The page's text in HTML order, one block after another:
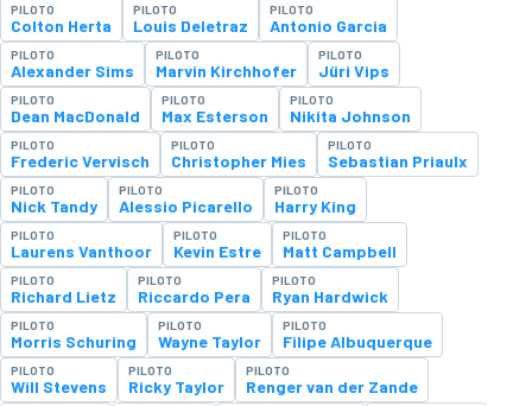
PILOTO
Colton Herta
PILOTO
Louis Deletraz
PILOTO
Antonio Garcia
PILOTO
Alexander Sims
PILOTO
Marvin Kirchhofer
PILOTO
Jüri Vips
PILOTO
Dean MacDonald
PILOTO
Max Esterson
PILOTO
Nikita Johnson
PILOTO
Frederic Vervisch
PILOTO
Christopher Mies
PILOTO
Sebastian Priaulx
PILOTO
Nick Tandy
PILOTO
Alessio Picarello
PILOTO
Harry King
PILOTO
Laurens Vanthoor
PILOTO
Kevin Estre
PILOTO
Matt Campbell
PILOTO
Richard Lietz
PILOTO
Riccardo Pera
PILOTO
Ryan Hardwick
PILOTO
Morris Schuring
PILOTO
Wayne Taylor
PILOTO
Filipe Albuquerque
PILOTO
Will Stevens
PILOTO
Ricky Taylor
PILOTO
Renger van der Zande